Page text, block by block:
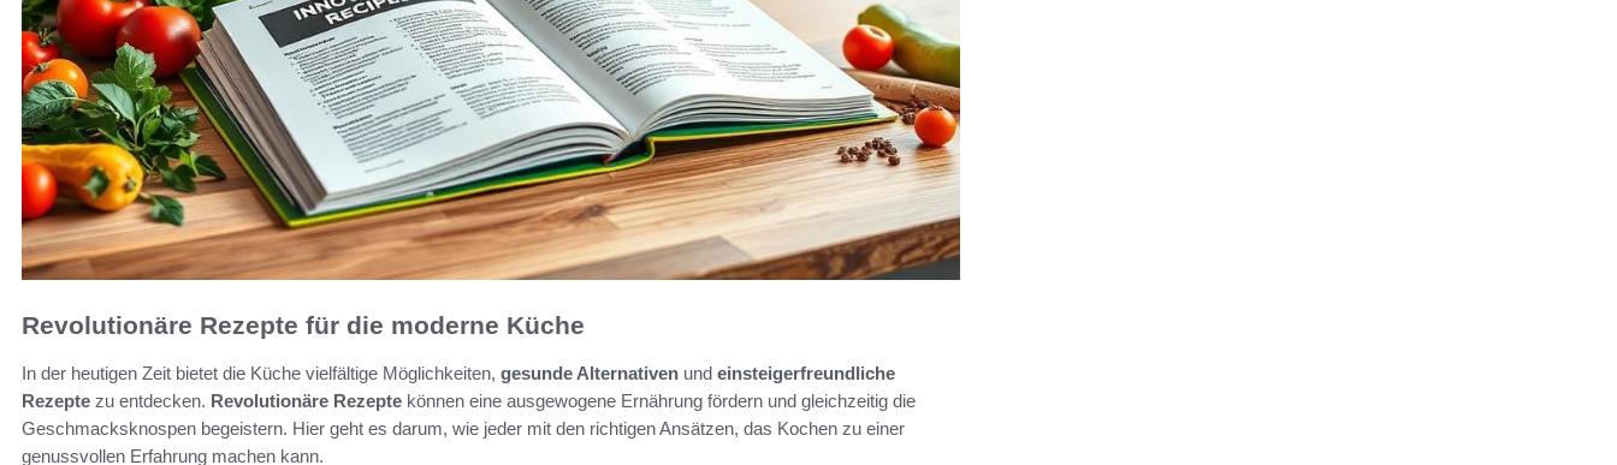
Revolutionäre Rezepte für die moderne Küche
In der heutigen Zeit bietet die Küche vielfältige Möglichkeiten, gesunde Alternativen und einsteigerfreundliche
Rezepte zu entdecken. Revolutionäre Rezepte können eine ausgewogene Ernährung fördern und gleichzeitig die
Geschmacksknospen begeistern. Hier geht es darum, wie jeder mit den richtigen Ansätzen, das Kochen zu einer
genussvollen Erfahrung machen kann.